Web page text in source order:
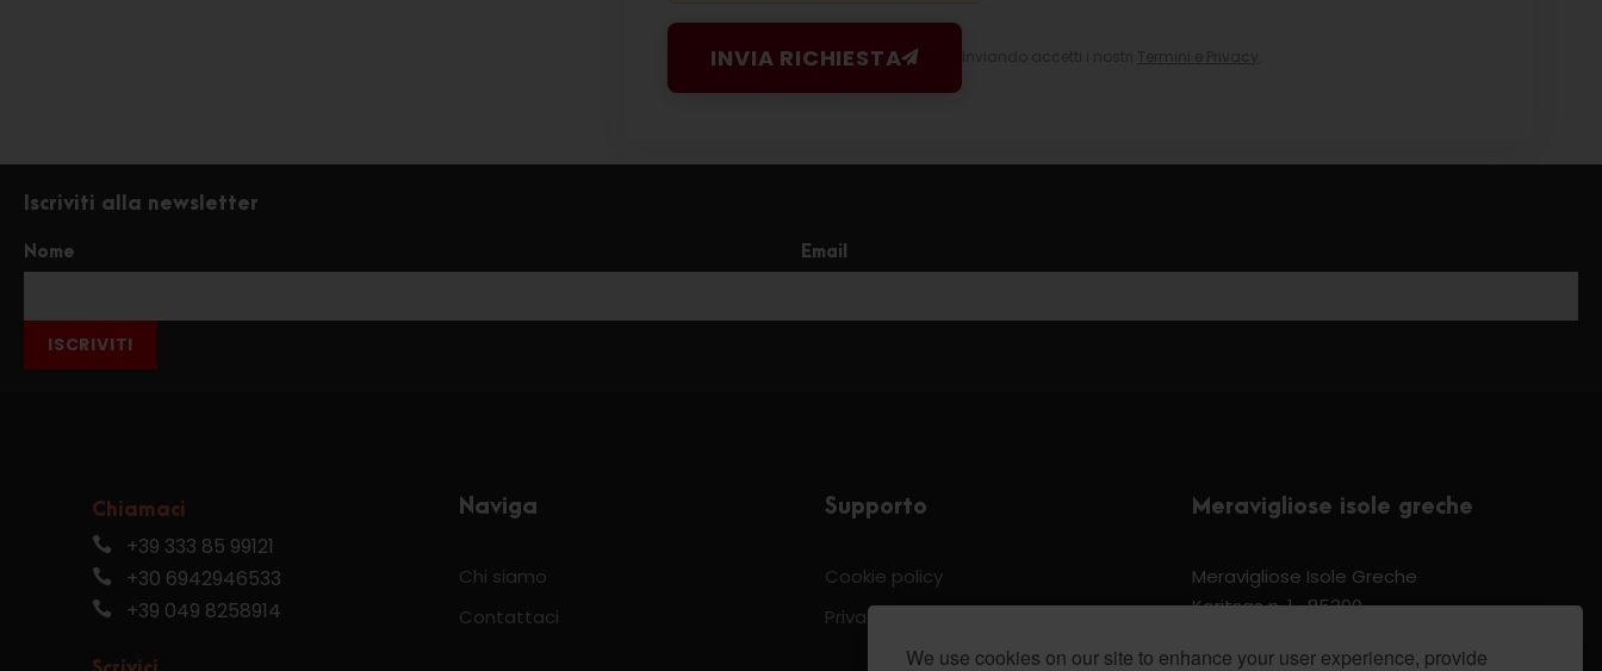
We use cookies on our site to enhance your user experience, provide
INVIA RICHIESTA
Iscriviti alla newsletter
Nome Email
ISCRIVITI
Chiamaci
+39 333 85 99121
+30 6942946533
+39 049 8258914
Naviga
Chi siamo
Contattaci
Supporto
Cookie policy
Privacy & Policy
Meravigliose isole greche
Meravigliose Isole Greche
Koritsas n. 1 -85300
Vat Number EL 159399905